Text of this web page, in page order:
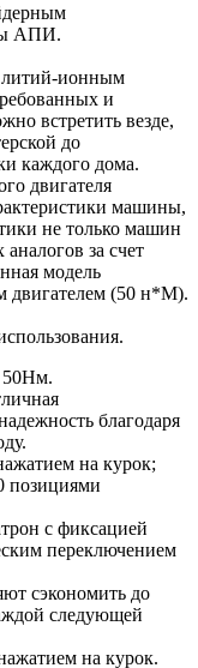
АПИ.
литий-ионным
и
встретить везде,
до
каждого дома.
двигателя
машины,
не только машин
за счет
модель
двигателем (50 н*М).
50Нм.
благодаря
на курок;
позициями
с фиксацией
переключением
сэкономить до
следующей
на курок.